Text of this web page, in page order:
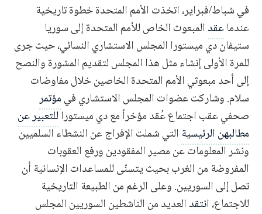
في شباط/فبراير، اتخذت الأمم المتحدة خطوة تاريخية
عندماعقدالمبعوث الخاص للأمم المتحدة إلى سوريا
ستيفان دي ميستورا المجلس الاستشاري النسائي، حيث جرى
للمرة الأولى إنشاء مثل هذا المجلس لتقديم المشورة والنصح
إلى أحد مبعوثي الأمم المتحدة الخاصين خلال مفاوضات
سلام. وشاركت عضوات المجلس الاستشاري فيمؤتمر
صحفي عقب اجتماع عُقد مؤخراً مع دي ميستوراللتعبير عن
مطالبهن الرئيسية التي شملت الإفراج عن النشطاء السلميين
ونشر المعلومات عن مصير المفقودين ورفع العقوبات
المفروضة من الغرب بحيث يتسنّى للمساعدات الإنسانية أن
تصل إلى السوريين. وعلى الرغم من الطبيعة التاريخية
للاجتماع،انتقدالعديد من الناشطين السوريين المجلس